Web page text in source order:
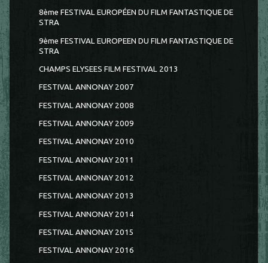
8ème FESTIVAL EUROPÉEN DU FILM FANTASTIQUE DE
STRA
9ème FESTIVAL EUROPEEN DU FILM FANTASTIQUE DE
STRA
CHAMPS ELYSEES FILM FESTIVAL 2013
FESTIVAL ANNONAY 2007
FESTIVAL ANNONAY 2008
FESTIVAL ANNONAY 2009
FESTIVAL ANNONAY 2010
FESTIVAL ANNONAY 2011
FESTIVAL ANNONAY 2012
FESTIVAL ANNONAY 2013
FESTIVAL ANNONAY 2014
FESTIVAL ANNONAY 2015
FESTIVAL ANNONAY 2016